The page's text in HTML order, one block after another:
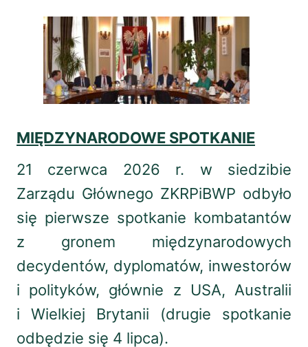
MIĘDZYNARODOWE SPOTKANIE
21 czerwca 2026 r. w siedzibie
Zarządu Głównego ZKRPiBWP odbyło
się pierwsze spotkanie kombatantów
z gronem międzynarodowych
decydentów, dyplomatów, inwestorów
i polityków, głównie z USA, Australii
i Wielkiej Brytanii (drugie spotkanie
odbędzie się 4 lipca).